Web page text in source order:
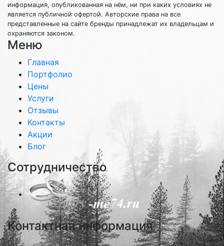
информация, опубликованная на нём, ни при каких условиях не
является публичной офертой. Авторские права на все
представленные на сайте бренды принадлежат их владельцам и
охраняются законом.
Меню
Главная
Портфолио
Цены
Услуги
Отзывы
Контакты
Акции
Блог
Сотрудничество
Контактная информация